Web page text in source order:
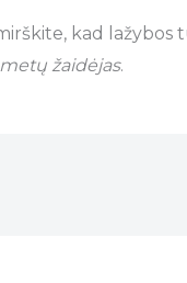
kad
žaidėjas.